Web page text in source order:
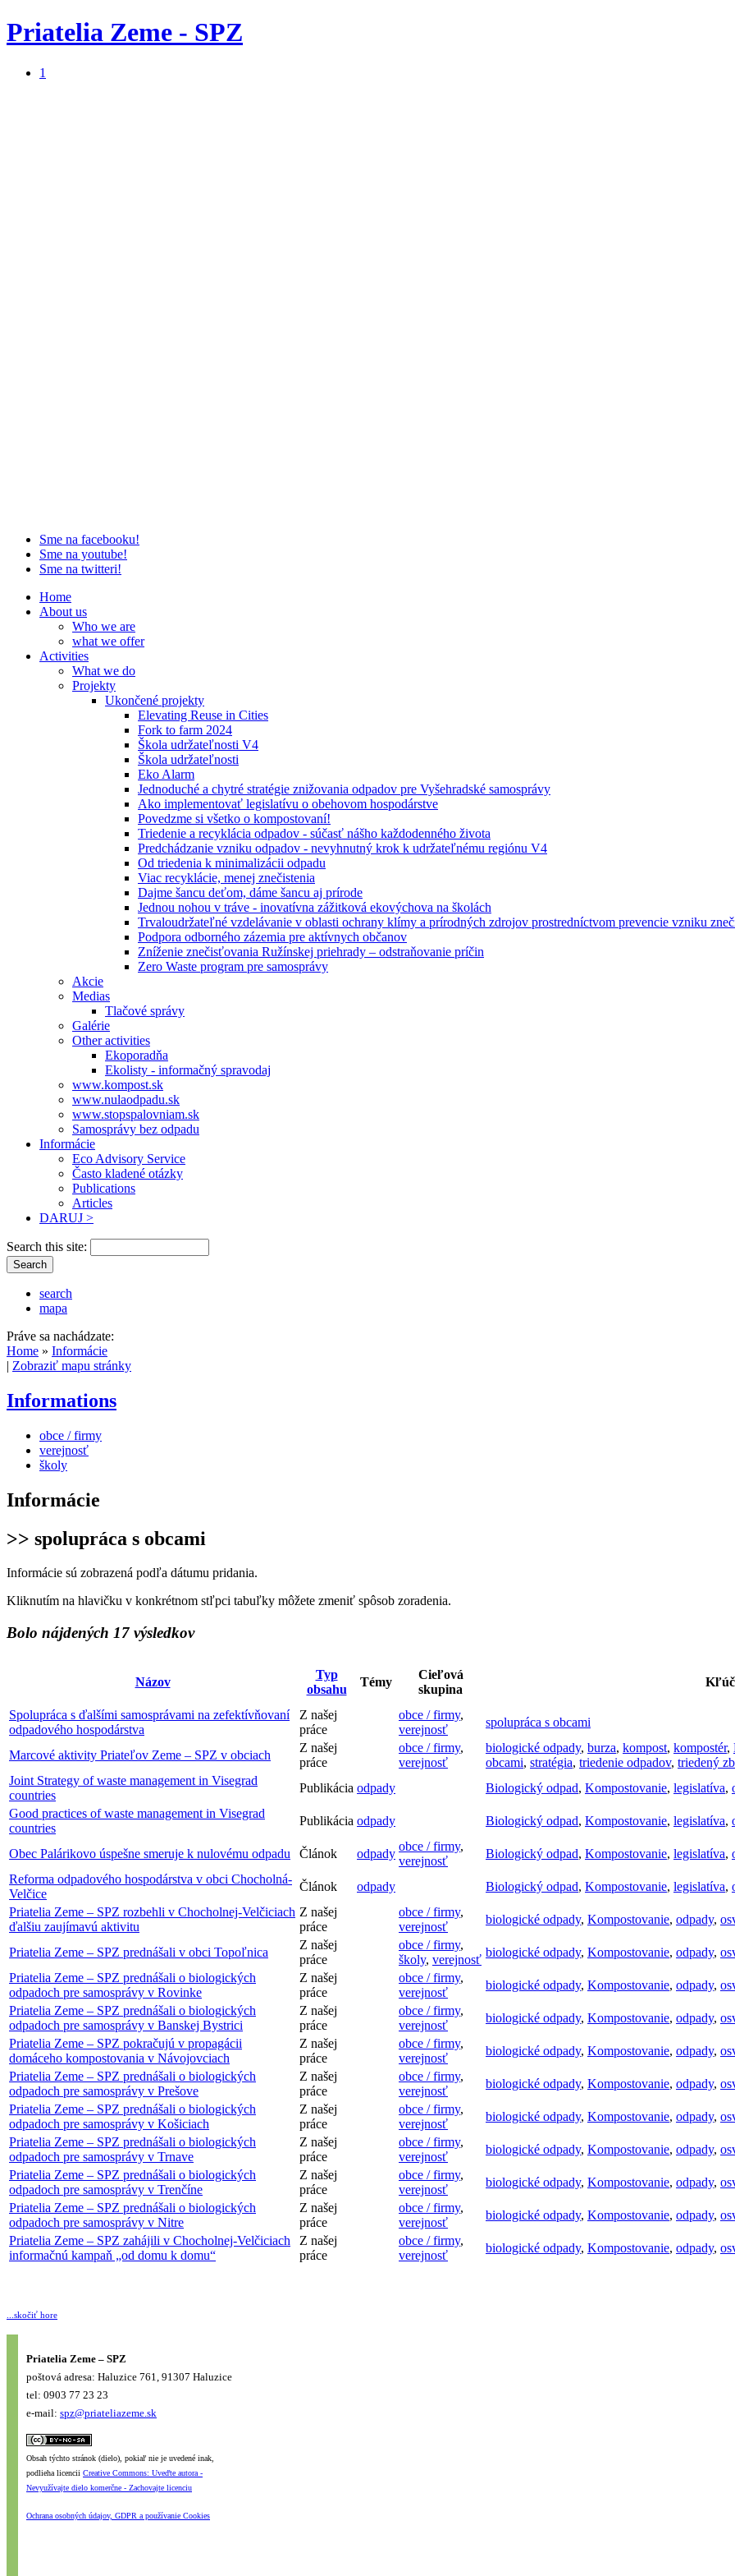
Priatelia Zeme - SPZ
1
Sme na facebooku!
Sme na youtube!
Sme na twitteri!
Home
About us
Who we are
what we offer
Activities
What we do
Projekty
Ukončené projekty
Elevating Reuse in Cities
Fork to farm 2024
Škola udržateľnosti V4
Škola udržateľnosti
Eko Alarm
Jednoduché a chytré stratégie znižovania odpadov pre Vyšehradské samosprávy
Ako implementovať legislatívu o obehovom hospodárstve
Povedzme si všetko o kompostovaní!
Triedenie a recyklácia odpadov - súčasť nášho každodenného života
Predchádzanie vzniku odpadov - nevyhnutný krok k udržateľnému regiónu V4
Od triedenia k minimalizácii odpadu
Viac recyklácie, menej znečistenia
Dajme šancu deťom, dáme šancu aj prírode
Jednou nohou v tráve - inovatívna zážitková ekovýchova na školách
Trvaloudržateľné vzdelávanie v oblasti ochrany klímy a prírodných zdrojov prostredníctvom prevencie vzniku
Podpora odborného zázemia pre aktívnych občanov
Zníženie znečisťovania Ružínskej priehrady – odstraňovanie príčin
Zero Waste program pre samosprávy
Akcie
Medias
Tlačové správy
Galérie
Other activities
Ekoporadňa
Ekolisty - informačný spravodaj
www.kompost.sk
www.nulaodpadu.sk
www.stopspalovniam.sk
Samosprávy bez odpadu
Informácie
Eco Advisory Service
Často kladené otázky
Publications
Articles
DARUJ >
Search this site:
search
mapa
Práve sa nachádzate:
Home » Informácie
| Zobraziť mapu stránky
Informations
obce / firmy
verejnosť
školy
Informácie
>> spolupráca s obcami
Informácie sú zobrazená podľa dátumu pridania.
Kliknutím na hlavičku v konkrétnom stľpci tabuľky môžete zmeniť spôsob zoradenia.
Bolo nájdených 17 výsledkov
Názov
Typ
obsahu
Témy
Cieľová
skupina
Spolupráca s ďalšími samosprávami na zefektívňovaní
odpadového hospodárstva
Z našej
práce
obce / firmy,
verejnosť
spolupráca s obcami
Marcové aktivity Priateľov Zeme – SPZ v obciach
Z našej
práce
obce / firmy,
verejnosť
biologické odpady, burza, kompost, kompostér,
obcami, stratégia, triedenie odpadov, triedený
Joint Strategy of waste management in Visegrad
countries
Publikácia odpady Biologický odpad, Kompostovanie, legislatíva,
Good practices of waste management in Visegrad
countries
Publikácia odpady Biologický odpad, Kompostovanie, legislatíva,
Obec Palárikovo úspešne smeruje k nulovému odpadu Článok odpady
obce / firmy,
verejnosť
Biologický odpad, Kompostovanie, legislatíva,
Reforma odpadového hospodárstva v obci Chocholná-
Velčice
Článok odpady Biologický odpad, Kompostovanie, legislatíva,
Priatelia Zeme – SPZ rozbehli v Chocholnej-Velčiciach
ďalšiu zaujímavú aktivitu
Z našej
práce
obce / firmy,
verejnosť
biologické odpady, Kompostovanie, odpady,
Priatelia Zeme – SPZ prednášali v obci Topoľnica
Z našej
práce
obce / firmy,
školy, verejnosť
biologické odpady, Kompostovanie, odpady,
Priatelia Zeme – SPZ prednášali o biologických
odpadoch pre samosprávy v Rovinke
Z našej
práce
obce / firmy,
verejnosť
biologické odpady, Kompostovanie, odpady,
Priatelia Zeme – SPZ prednášali o biologických
odpadoch pre samosprávy v Banskej Bystrici
Z našej
práce
obce / firmy,
verejnosť
biologické odpady, Kompostovanie, odpady,
Priatelia Zeme – SPZ pokračujú v propagácii
domáceho kompostovania v Návojovciach
Z našej
práce
obce / firmy,
verejnosť
biologické odpady, Kompostovanie, odpady,
Priatelia Zeme – SPZ prednášali o biologických
odpadoch pre samosprávy v Prešove
Z našej
práce
obce / firmy,
verejnosť
biologické odpady, Kompostovanie, odpady,
Priatelia Zeme – SPZ prednášali o biologických
odpadoch pre samosprávy v Košiciach
Z našej
práce
obce / firmy,
verejnosť
biologické odpady, Kompostovanie, odpady,
Priatelia Zeme – SPZ prednášali o biologických
odpadoch pre samosprávy v Trnave
Z našej
práce
obce / firmy,
verejnosť
biologické odpady, Kompostovanie, odpady,
Priatelia Zeme – SPZ prednášali o biologických
odpadoch pre samosprávy v Trenčíne
Z našej
práce
obce / firmy,
verejnosť
biologické odpady, Kompostovanie, odpady,
Priatelia Zeme – SPZ prednášali o biologických
odpadoch pre samosprávy v Nitre
Z našej
práce
obce / firmy,
verejnosť
biologické odpady, Kompostovanie, odpady,
Priatelia Zeme – SPZ zahájili v Chocholnej-Velčiciach
informačnú kampaň „od domu k domu“
Z našej
práce
obce / firmy,
verejnosť
biologické odpady, Kompostovanie, odpady,
...skočiť hore
Priatelia Zeme – SPZ
poštová adresa: Haluzice 761, 91307 Haluzice
tel: 0903 77 23 23
e-mail: spz@priateliazeme.sk
Obsah týchto stránok (dielo), pokiaľ nie je uvedené inak,
podlieha licencii Creative Commons: Uveďte autora -
Nevyužívajte dielo komerčne - Zachovajte licenciu
Ochrana osobných údajov, GDPR a používanie Cookies